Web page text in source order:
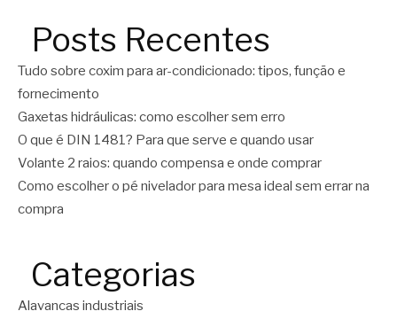
Posts Recentes
Tudo sobre coxim para ar-condicionado: tipos, função e
fornecimento
Gaxetas hidráulicas: como escolher sem erro
O que é DIN 1481? Para que serve e quando usar
Volante 2 raios: quando compensa e onde comprar
Como escolher o pé nivelador para mesa ideal sem errar na
compra
Categorias
Alavancas industriais